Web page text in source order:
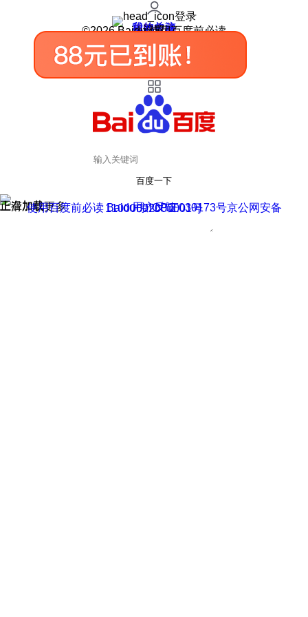
登录
我的关注
我的收藏
皮肤中心
用户反馈
设置
©2026 Baidu 使用百度前必读
百度一下
正在加载
上滑加载更多 用户反馈
使用百度前必读 Baidu 京ICP证030173号
京公网安备11000002000001号